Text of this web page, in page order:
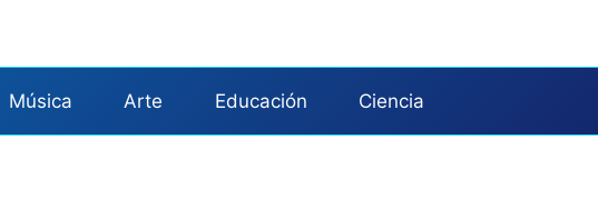
Música Arte Educación Ciencia